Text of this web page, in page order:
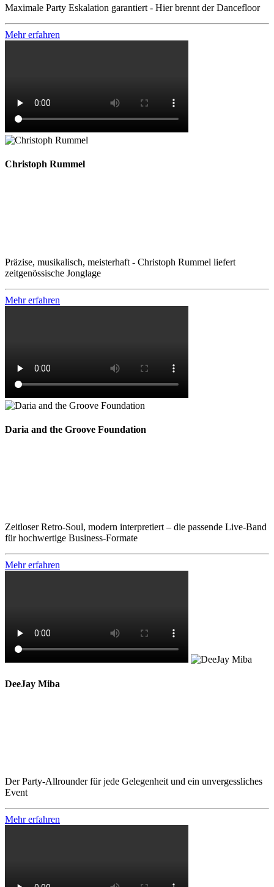
Maximale Party Eskalation garantiert - Hier brennt der Dancefloor
Mehr erfahren
Christoph Rummel
Präzise, musikalisch, meisterhaft - Christoph Rummel liefert
zeitgenössische Jonglage
Mehr erfahren
Daria and the Groove Foundation
Zeitloser Retro-Soul, modern interpretiert – die passende Live-Band
für hochwertige Business-Formate
Mehr erfahren
DeeJay Miba
Der Party-Allrounder für jede Gelegenheit und ein unvergessliches
Event
Mehr erfahren